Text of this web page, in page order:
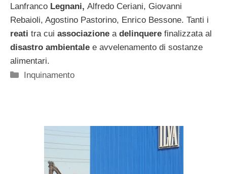
Lanfranco Legnani, Alfredo Ceriani, Giovanni
Rebaioli, Agostino Pastorino, Enrico Bessone. Tanti i
reati tra cui associazione a delinquere finalizzata al
disastro ambientale e avvelenamento di sostanze
alimentari.
Categorie
Inquinamento